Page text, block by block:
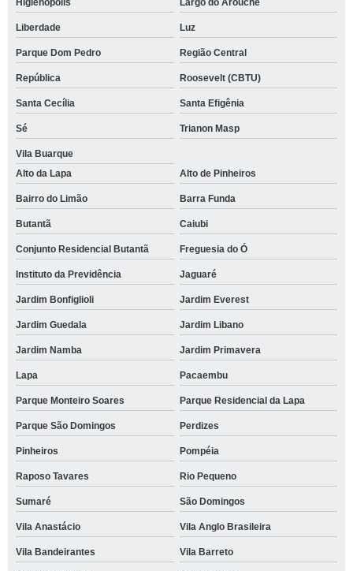
Higienópolis Largo do Arouche
Liberdade Luz
Parque Dom Pedro Região Central
República Roosevelt (CBTU)
Santa Cecília Santa Efigênia
Sé Trianon Masp
Vila Buarque
Alto da Lapa
Alto de Pinheiros
Bairro do Limão Barra Funda
Butantã Caiubi
Conjunto Residencial Butantã Freguesia do Ó
Instituto da Previdência Jaguaré
Jardim Bonfiglioli Jardim Everest
Jardim Guedala Jardim Libano
Jardim Namba Jardim Primavera
Lapa Pacaembu
Parque Monteiro Soares Parque Residencial da Lapa
Parque São Domingos Perdizes
Pinheiros Pompéia
Raposo Tavares Rio Pequeno
Sumaré São Domingos
Vila Anastácio Vila Anglo Brasileira
Vila Bandeirantes Vila Barreto